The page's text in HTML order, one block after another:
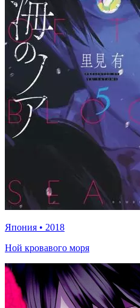
Япония • 2018
Ной кровавого моря